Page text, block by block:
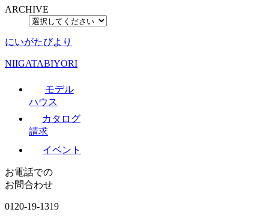
ARCHIVE
にいがたびより
NIIGATABIYORI
モデル
ハウス
カタログ
請求
イベント
お電話での
お問合わせ
0120-19-1319